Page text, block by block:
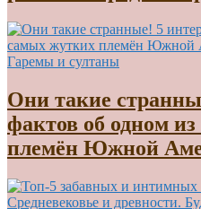
Гаремы и султаны
Они такие
фактов об одном
племён Южной